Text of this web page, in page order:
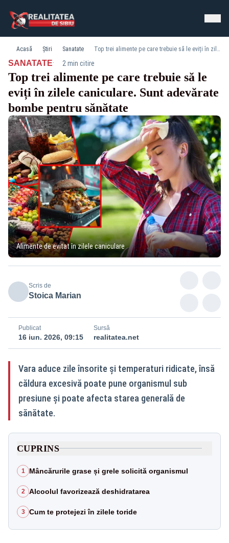
Acasă Știri Sanatate Top trei alimente pe care trebuie să le eviți în zilele caniculare. Sunt adevărate bombe pentru sănătate
SANATATE· 2 min citire
Top trei alimente pe care trebuie să le
eviți în zilele caniculare. Sunt adevărate
bombe pentru sănătate
Alimente de evitat în zilele caniculare
Scris de
Stoica Marian
Publicat
16 iun. 2026, 09:15
Sursă
realitatea.net
Vara aduce zile însorite și temperaturi ridicate, însă
căldura excesivă poate pune organismul sub
presiune și poate afecta starea generală de
sănătate.
CUPRINS
1 Mâncărurile grase și grele solicită organismul
2 Alcoolul favorizează deshidratarea
3 Cum te protejezi în zilele toride